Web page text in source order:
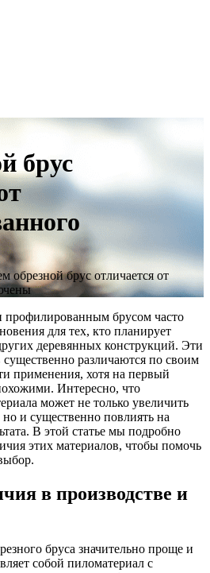
брус
обрезной брус отличается от
брусом часто
для тех, кто планирует
деревянных конструкций. Эти
различаются по своим
применения, хотя на первый
Интересно, что
может не только увеличить
но и существенно повлиять на
В этой статье мы подробно
этих материалов, чтобы помочь
в производстве и
бруса значительно проще и
собой пиломатериал с